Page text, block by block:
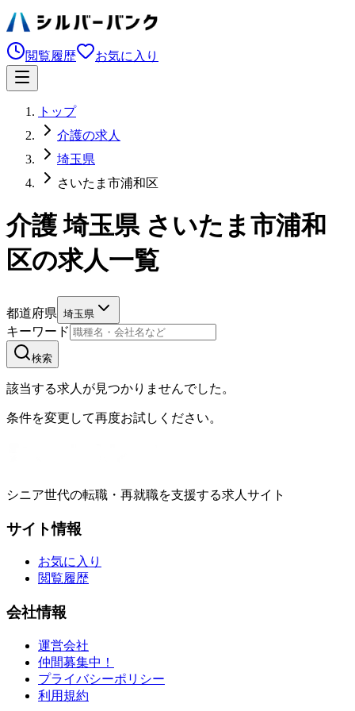
閲覧履歴 お気に入り
トップ
介護の求人
埼玉県
さいたま市浦和区
介護 埼玉県 さいたま市浦和
区の求人一覧
都道府県 埼玉県
キーワード
検索
該当する求人が見つかりませんでした。
条件を変更して再度お試しください。
シニア世代の転職・再就職を支援する求人サイト
サイト情報
お気に入り
閲覧履歴
会社情報
運営会社
仲間募集中！
プライバシーポリシー
利用規約